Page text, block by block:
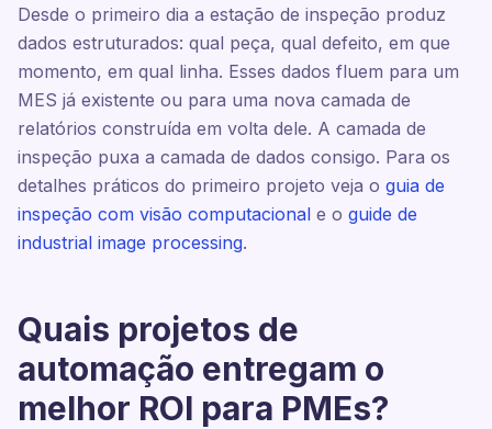
Desde o primeiro dia a estação de inspeção produz
dados estruturados: qual peça, qual defeito, em que
momento, em qual linha. Esses dados fluem para um
MES já existente ou para uma nova camada de
relatórios construída em volta dele. A camada de
inspeção puxa a camada de dados consigo. Para os
detalhes práticos do primeiro projeto veja o guia de
inspeção com visão computacional e o guide de
industrial image processing.
Quais projetos de
automação entregam o
melhor ROI para PMEs?